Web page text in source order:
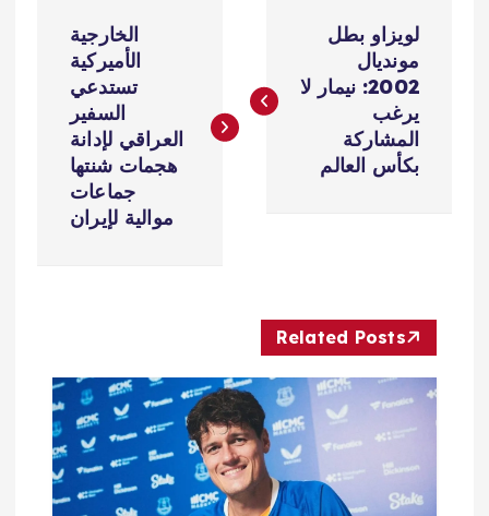
ص
م
ق
لويزاو بطل
مونديال
2002: نيمار لا
يرغب
المشاركة
بكأس العالم
الخارجية
الأميركية
تستدعي
السفير
العراقي لإدانة
هجمات شنتها
جماعات
موالية لإيران
Related Posts